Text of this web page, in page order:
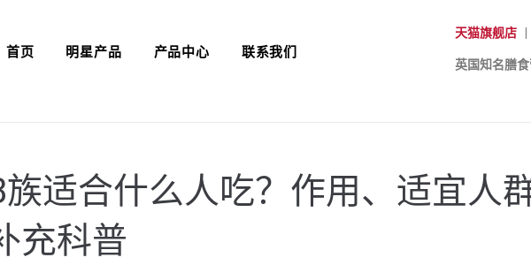
首页 明星产品 产品中心 联系我们
天猫旗舰店|
英国知名膳
适合什么人吃？作用、适宜人
充科普